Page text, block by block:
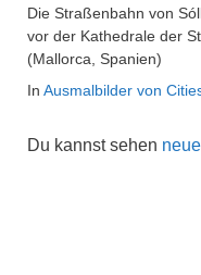
Die Straßenbahn von
vor der Kathedrale der
(Mallorca, Spanien)
In Ausmalbilder von
Du kannst sehen